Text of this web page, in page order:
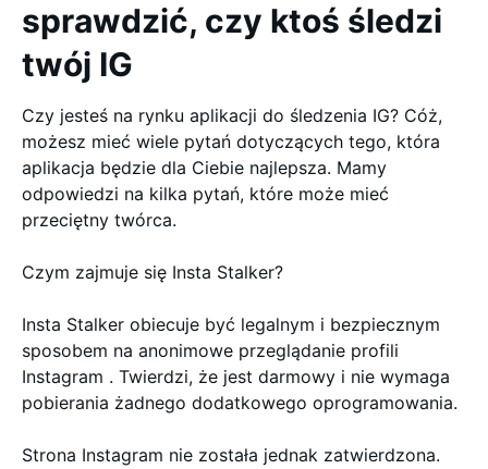
sprawdzić, czy ktoś śledzi
twój IG
Czy jesteś na rynku aplikacji do śledzenia IG? Cóż,
możesz mieć wiele pytań dotyczących tego, która
aplikacja będzie dla Ciebie najlepsza. Mamy
odpowiedzi na kilka pytań, które może mieć
przeciętny twórca.
Czym zajmuje się Insta Stalker?
Insta Stalker obiecuje być legalnym i bezpiecznym
sposobem na anonimowe przeglądanie profili
Instagram . Twierdzi, że jest darmowy i nie wymaga
pobierania żadnego dodatkowego oprogramowania.
Strona Instagram nie została jednak zatwierdzona.